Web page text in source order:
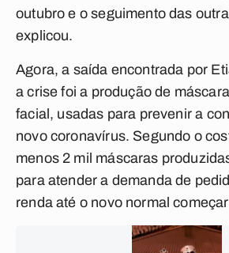
outubro e o seguimento das
explicou.
Agora, a saída encontrada por
a crise foi a produção de
facial, usadas para prevenir a
novo coronavírus. Segundo o
menos 2 mil máscaras
para atender a demanda de
renda até o novo normal